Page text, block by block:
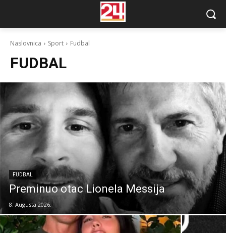
Naslovnica Sport Fudbal
FUDBAL
FUDBAL
Preminuo otac Lionela Messija
8. Augusta 2026.